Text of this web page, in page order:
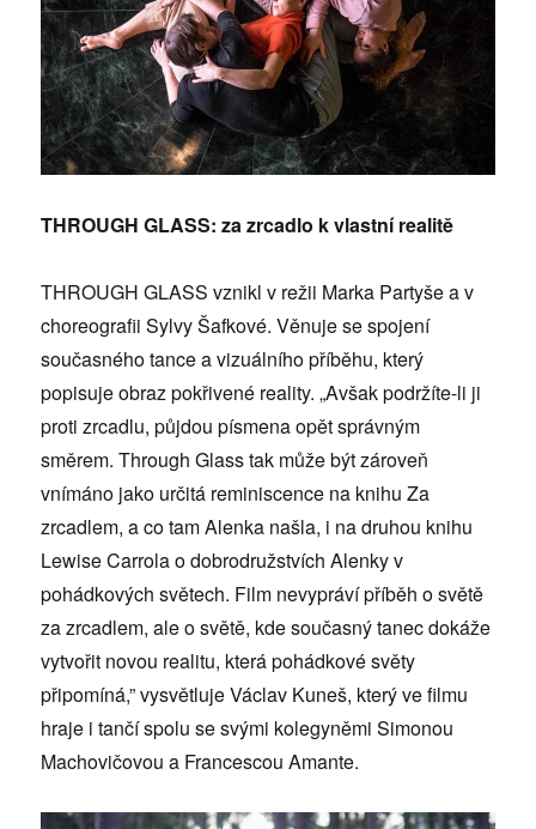
THROUGH GLASS: za zrcadlo k vlastní realitě
THROUGH GLASS vznikl v režii Marka Partyše a v
choreografii Sylvy Šafkové. Věnuje se spojení
současného tance a vizuálního příběhu, který
popisuje obraz pokřivené reality. „Avšak podržíte-li ji
proti zrcadlu, půjdou písmena opět správným
směrem. Through Glass tak může být zároveň
vnímáno jako určitá reminiscence na knihu Za
zrcadlem, a co tam Alenka našla, i na druhou knihu
Lewise Carrola o dobrodružstvích Alenky v
pohádkových světech. Film nevypráví příběh o světě
za zrcadlem, ale o světě, kde současný tanec dokáže
vytvořit novou realitu, která pohádkové světy
připomíná,” vysvětluje Václav Kuneš, který ve filmu
hraje i tančí spolu se svými kolegyněmi Simonou
Machovičovou a Francescou Amante.